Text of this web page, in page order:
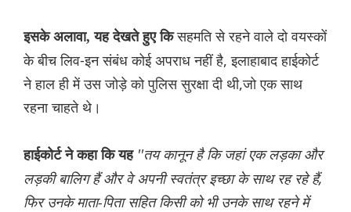
इसके अलावा, यह देखते हुए किसहमति से रहने वाले दो वयस्कों
के बीच लिव-इन संबंध कोई अपराध नहीं है, इलाहाबाद हाईकोर्ट
ने हाल ही में उस जोड़े को पुलिस सुरक्षा दी थी,जो एक साथ
रहना चाहते थे।
हाईकोर्ट ने कहा कि यह ''तय कानून है कि जहां एक लड़का और
लड़की बालिग हैं और वे अपनी स्वतंत्र इच्छा के साथ रह रहे हैं,
फिर उनके माता-पिता सहित किसी को भी उनके साथ रहने में